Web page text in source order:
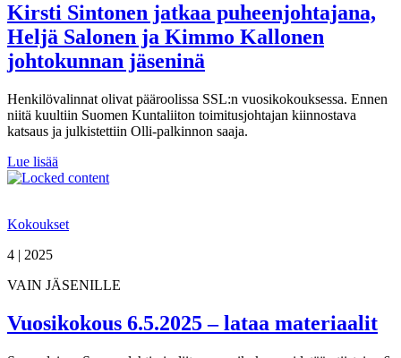
Kirsti Sintonen jatkaa puheenjohtajana,
Heljä Salonen ja Kimmo Kallonen
johtokunnan jäseninä
Henkilövalinnat olivat pääroolissa SSL:n vuosikokouksessa. Ennen
niitä kuultiin Suomen Kuntaliiton toimitusjohtajan kiinnostava
katsaus ja julkistettiin Olli-palkinnon saaja.
Lue lisää
Kokoukset
4 | 2025
VAIN JÄSENILLE
Vuosikokous 6.5.2025 – lataa materiaalit